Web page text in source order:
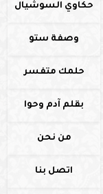
حكاوي السوشيال
وصفة ستو
حلمك متفسر
بقلم آدم وحوا
من نحن
اتصل بنا